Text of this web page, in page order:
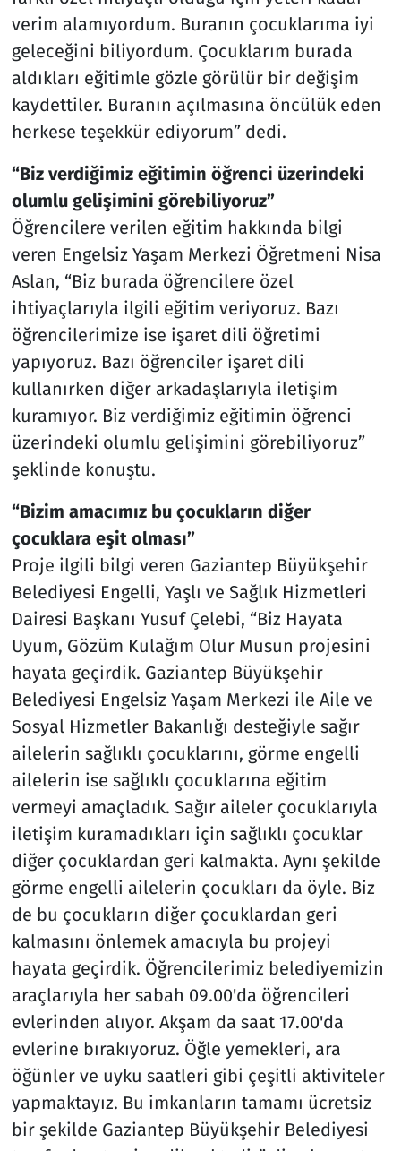
verim alamıyordum. Buranın çocuklarıma iyi
geleceğini biliyordum. Çocuklarım burada
aldıkları eğitimle gözle görülür bir değişim
kaydettiler. Buranın açılmasına öncülük eden
herkese teşekkür ediyorum” dedi.
“Biz verdiğimiz eğitimin öğrenci üzerindeki
olumlu gelişimini görebiliyoruz”
Öğrencilere verilen eğitim hakkında bilgi
veren Engelsiz Yaşam Merkezi Öğretmeni Nisa
Aslan, “Biz burada öğrencilere özel
ihtiyaçlarıyla ilgili eğitim veriyoruz. Bazı
öğrencilerimize ise işaret dili öğretimi
yapıyoruz. Bazı öğrenciler işaret dili
kullanırken diğer arkadaşlarıyla iletişim
kuramıyor. Biz verdiğimiz eğitimin öğrenci
üzerindeki olumlu gelişimini görebiliyoruz”
şeklinde konuştu.
“Bizim amacımız bu çocukların diğer
çocuklara eşit olması”
Proje ilgili bilgi veren Gaziantep Büyükşehir
Belediyesi Engelli, Yaşlı ve Sağlık Hizmetleri
Dairesi Başkanı Yusuf Çelebi, “Biz Hayata
Uyum, Gözüm Kulağım Olur Musun projesini
hayata geçirdik. Gaziantep Büyükşehir
Belediyesi Engelsiz Yaşam Merkezi ile Aile ve
Sosyal Hizmetler Bakanlığı desteğiyle sağır
ailelerin sağlıklı çocuklarını, görme engelli
ailelerin ise sağlıklı çocuklarına eğitim
vermeyi amaçladık. Sağır aileler çocuklarıyla
iletişim kuramadıkları için sağlıklı çocuklar
diğer çocuklardan geri kalmakta. Aynı şekilde
görme engelli ailelerin çocukları da öyle. Biz
de bu çocukların diğer çocuklardan geri
kalmasını önlemek amacıyla bu projeyi
hayata geçirdik. Öğrencilerimiz belediyemizin
araçlarıyla her sabah 09.00'da öğrencileri
evlerinden alıyor. Akşam da saat 17.00'da
evlerine bırakıyoruz. Öğle yemekleri, ara
öğünler ve uyku saatleri gibi çeşitli aktiviteler
yapmaktayız. Bu imkanların tamamı ücretsiz
bir şekilde Gaziantep Büyükşehir Belediyesi